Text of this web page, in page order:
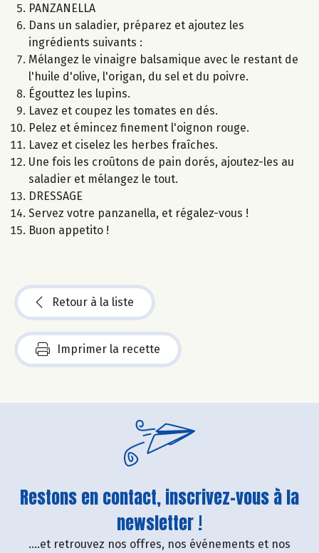
PANZANELLA
Dans un saladier, préparez et ajoutez les
ingrédients suivants :
Mélangez le vinaigre balsamique avec le restant de
l'huile d'olive, l'origan, du sel et du poivre.
Égouttez les lupins.
Lavez et coupez les tomates en dés.
Pelez et émincez finement l'oignon rouge.
Lavez et ciselez les herbes fraîches.
Une fois les croûtons de pain dorés, ajoutez-les au
saladier et mélangez le tout.
DRESSAGE
Servez votre panzanella, et régalez-vous !
Buon appetito !
Retour à la liste
Imprimer la recette
Restons en contact, inscrivez-vous à la
newsletter !
....et retrouvez nos offres, nos événements et nos